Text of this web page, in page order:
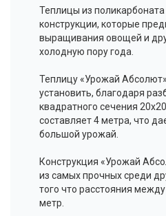
Теплицы из
конструкции, которые
выращивания овощей и
холодную пору года.
Теплицу «Урожай
установить, благодаря
квадратного сечения
составляет 4 метра, что
большой урожай.
Конструкция «Урожай
из самых прочных среди
того что расстояния
метр.